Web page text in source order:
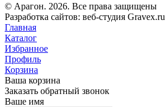
© Арагон. 2026. Все права защищены
Разработка сайтов: веб-студия Gravex.ru
Главная
Каталог
Избранное
Профиль
Корзина
Ваша корзина
Заказать обратный звонок
Ваше имя